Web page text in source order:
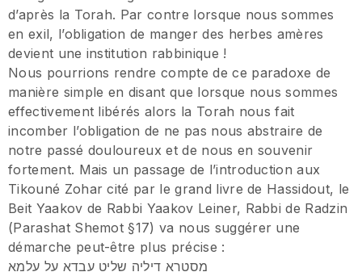
d’après la Torah. Par contre lorsque nous sommes
en exil, l’obligation de manger des herbes amères
devient une institution rabbinique !
Nous pourrions rendre compte de ce paradoxe de
manière simple en disant que lorsque nous sommes
effectivement libérés alors la Torah nous fait
incomber l’obligation de ne pas nous abstraire de
notre passé douloureux et de nous en souvenir
fortement. Mais un passage de l’introduction aux
Tikouné Zohar cité par le grand livre de Hassidout, le
Beit Yaakov de Rabbi Yaakov Leiner, Rabbi de Radzin
(Parashat Shemot §17) va nous suggérer une
démarche peut-être plus précise :
מסטרא דיליה שליט עבדא על עלמא